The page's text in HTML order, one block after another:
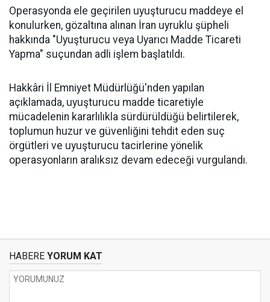
Operasyonda ele geçirilen uyuşturucu maddeye el
konulurken, gözaltına alınan İran uyruklu şüpheli
hakkında "Uyuşturucu veya Uyarıcı Madde Ticareti
Yapma" suçundan adli işlem başlatıldı.
Hakkâri İl Emniyet Müdürlüğü'nden yapılan
açıklamada, uyuşturucu madde ticaretiyle
mücadelenin kararlılıkla sürdürüldüğü belirtilerek,
toplumun huzur ve güvenliğini tehdit eden suç
örgütleri ve uyuşturucu tacirlerine yönelik
operasyonların aralıksız devam edeceği vurgulandı.
HABERE YORUM KAT